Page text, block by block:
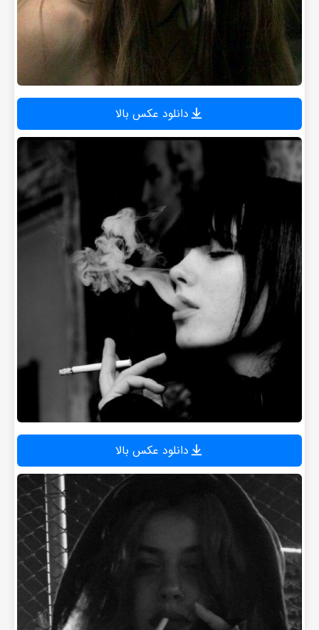
دانلود عکس بالا
دانلود عکس بالا